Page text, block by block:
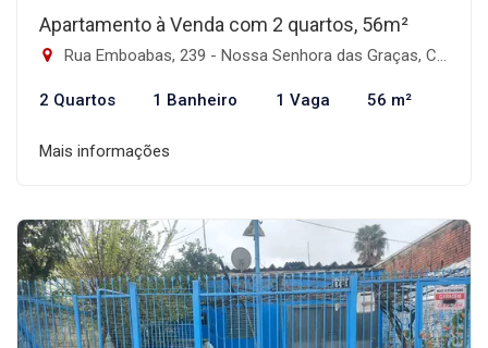
Apartamento à Venda com 2 quartos, 56m²
Rua Emboabas, 239 - Nossa Senhora das Graças, Canoas-RS
2 Quartos 1 Banheiro 1 Vaga 56 m²
Mais informações